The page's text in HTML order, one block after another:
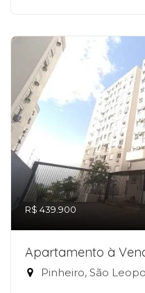
R$ 439.900
Apartamento à
Pinheiro, São